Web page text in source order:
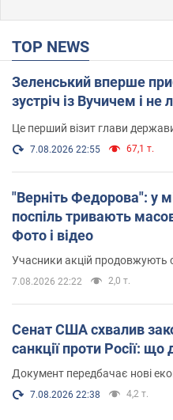
TOP NEWS
Зеленський вперше
зустріч із Вучичем і не
Це перший візит глави
7.08.2026 22:55 67,1 т.
"Верніть Федорова": у
поспіль тривають
Фото і відео
Учасники акцій продовжують
7.08.2026 22:22 2,0 т.
Сенат США схвалив
санкції проти Росії: що
Документ передбачає нові
7.08.2026 22:38 4,2 т.